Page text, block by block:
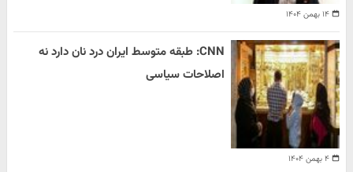
۱۴ بهمن ۱۴۰۴
۴ بهمن ۱۴۰۴
CNN: طبقه متوسط ایران درد نان دارد نه
اصلاحات سیاسی